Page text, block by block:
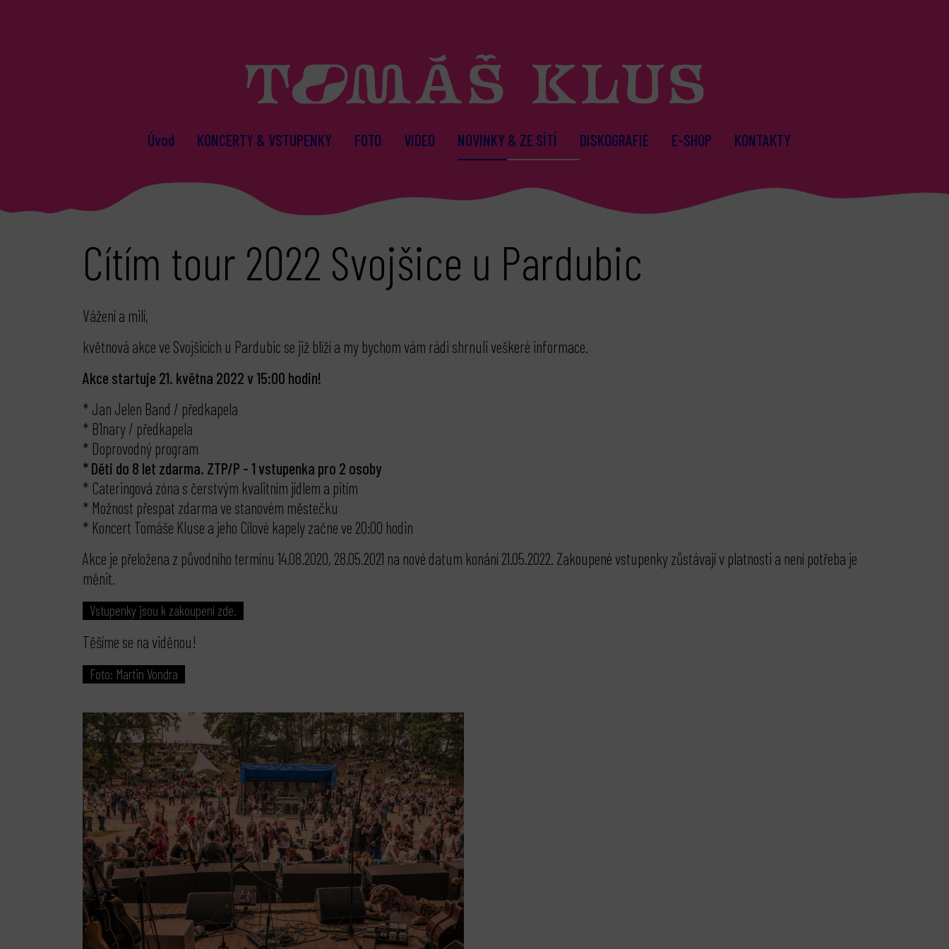
Úvod KONCERTY & VSTUPENKY FOTO VIDEO NOVINKY & ZE SÍTÍ DISKOGRAFIE E-SHOP KONTAKTY
Cítím tour 2022 Svojšice u Pardubic
Vážení a milí,
květnová akce ve Svojšicích u Pardubic se již blíží a my bychom vám rádi shrnuli veškeré informace.
Akce startuje 21. května 2022 v 15:00 hodin!
* Jan Jelen Band / předkapela
* B1nary / předkapela
* Doprovodný program
* Děti do 8 let zdarma. ZTP/P - 1 vstupenka pro 2 osoby
* Cateringová zóna s čerstvým kvalitním jídlem a pitím
* Možnost přespat zdarma ve stanovém městečku
* Koncert Tomáše Kluse a jeho Cílové kapely začne ve 20:00 hodin
Akce je přeložena z původního termínu 14.08.2020, 28.05.2021 na nové datum konání 21.05.2022. Zakoupené vstupenky zůstávají v platnosti a není potřeba je
měnit.
Vstupenky jsou k zakoupení zde.
Těšíme se na viděnou!
Foto: Martin Vondra